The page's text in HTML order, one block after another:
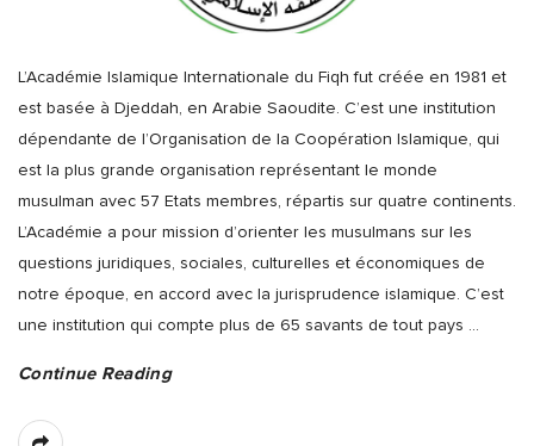
L’Académie Islamique Internationale du Fiqh fut créée en 1981 et
est basée à Djeddah, en Arabie Saoudite. C’est une institution
dépendante de l’Organisation de la Coopération Islamique, qui
est la plus grande organisation représentant le monde
musulman avec 57 Etats membres, répartis sur quatre continents.
L’Académie a pour mission d’orienter les musulmans sur les
questions juridiques, sociales, culturelles et économiques de
notre époque, en accord avec la jurisprudence islamique. C’est
une institution qui compte plus de 65 savants de tout pays …
Continue Reading